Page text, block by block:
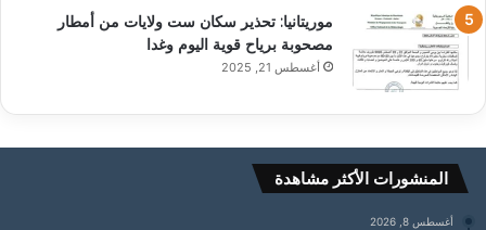
موريتانيا: تحذير سكان ست ولايات من أمطار
مصحوبة برياح قوية اليوم وغدا
أغسطس 21, 2025
المنشورات الأكثر مشاهدة
أغسطس 8, 2026